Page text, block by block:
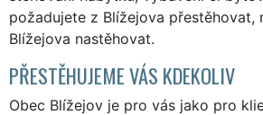
požadujete z Blížejova přestěhovat,
Blížejova nastěhovat.
PŘESTĚHUJEME VÁS KDEKOLIV
Obec Blížejov je pro vás jako pro